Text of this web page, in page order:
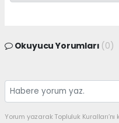
Okuyucu Yorumları (0)
Yorum yazarak Topluluk